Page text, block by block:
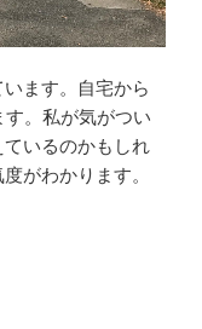
ます。自宅から
。私が気がつい
いるのかもしれ
がわかります。